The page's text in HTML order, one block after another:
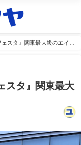
スタ』関東最大級のエイサ
スタ』関東最大